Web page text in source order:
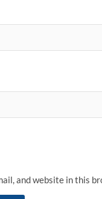
and website in this